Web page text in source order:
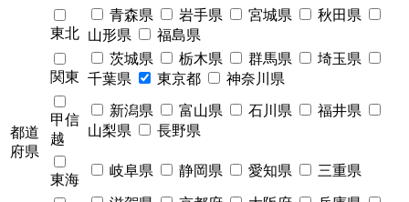
都道
府県
東北
青森県 岩手県 宮城県
秋田県
山形県
福島県
関東
茨城県 栃木県 群馬県
埼玉県
千葉県
東京都 神奈川県
甲信
越
新潟県 富山県 石川県
福井県
山梨県
長野県
東海
岐阜県 静岡県 愛知県 三重県